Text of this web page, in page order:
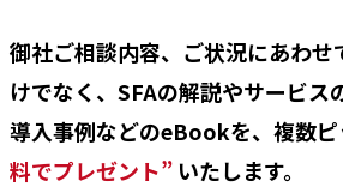
御社ご相談内容、ご状況にあわ
けでなく、SFAの解説やサービス
導入事例などのeBookを、複数ピ
料でプレゼント” いたします。